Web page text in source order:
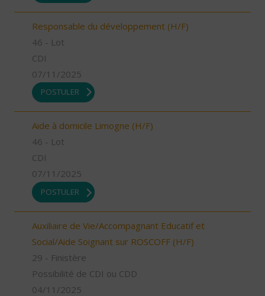
Responsable du développement (H/F)
46 - Lot
CDI
07/11/2025
POSTULER
Aide à domicile Limogne (H/F)
46 - Lot
CDI
07/11/2025
POSTULER
Auxiliaire de Vie/Accompagnant Educatif et
Social/Aide Soignant sur ROSCOFF (H/F)
29 - Finistère
Possibilité de CDI ou CDD
04/11/2025